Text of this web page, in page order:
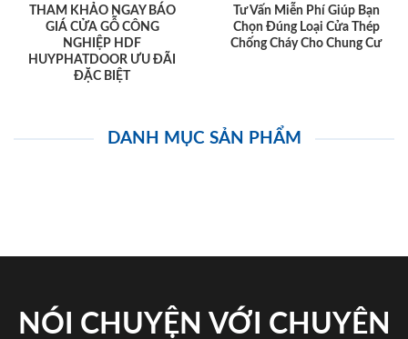
THAM KHẢO NGAY BÁO
GIÁ CỬA GỖ CÔNG
NGHIỆP HDF
HUYPHATDOOR ƯU ĐÃI
ĐẶC BIỆT
Tư Vấn Miễn Phí Giúp Bạn
Chọn Đúng Loại Cửa Thép
Chống Cháy Cho Chung Cư
DANH MỤC SẢN PHẨM
NÓI CHUYỆN VỚI CHUYÊN